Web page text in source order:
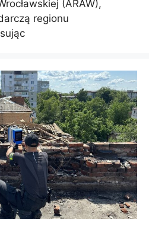
(ARAW),
regionu